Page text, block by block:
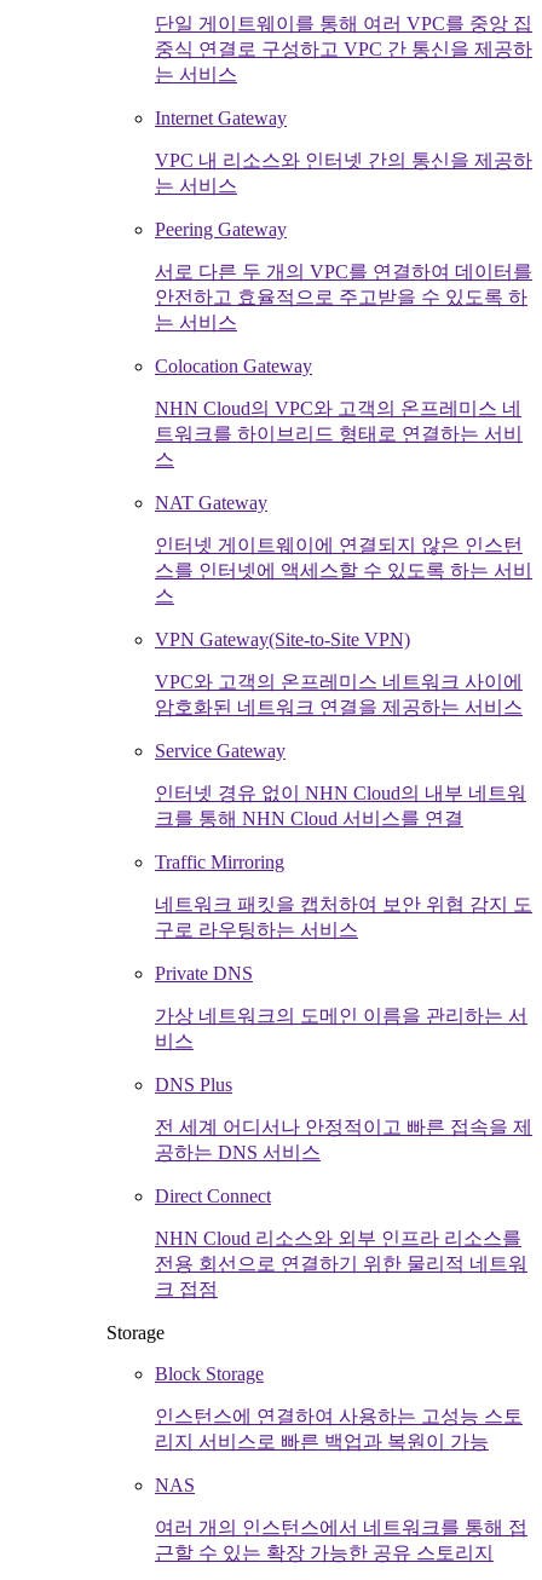
단일 게이트웨이를 통해 여러 VPC를 중앙 집
중식 연결로 구성하고 VPC 간 통신을 제공하
는 서비스
Internet Gateway
VPC 내 리소스와 인터넷 간의 통신을 제공하
는 서비스
Peering Gateway
서로 다른 두 개의 VPC를 연결하여 데이터를
안전하고 효율적으로 주고받을 수 있도록 하
는 서비스
Colocation Gateway
NHN Cloud의 VPC와 고객의 온프레미스 네
트워크를 하이브리드 형태로 연결하는 서비
스
NAT Gateway
인터넷 게이트웨이에 연결되지 않은 인스턴
스를 인터넷에 액세스할 수 있도록 하는 서비
스
VPN Gateway(Site-to-Site VPN)
VPC와 고객의 온프레미스 네트워크 사이에
암호화된 네트워크 연결을 제공하는 서비스
Service Gateway
인터넷 경유 없이 NHN Cloud의 내부 네트워
크를 통해 NHN Cloud 서비스를 연결
Traffic Mirroring
네트워크 패킷을 캡처하여 보안 위협 감지 도
구로 라우팅하는 서비스
Private DNS
가상 네트워크의 도메인 이름을 관리하는 서
비스
DNS Plus
전 세계 어디서나 안정적이고 빠른 접속을 제
공하는 DNS 서비스
Direct Connect
NHN Cloud 리소스와 외부 인프라 리소스를
전용 회선으로 연결하기 위한 물리적 네트워
크 접점
Storage
Block Storage
인스턴스에 연결하여 사용하는 고성능 스토
리지 서비스로 빠른 백업과 복원이 가능
NAS
여러 개의 인스턴스에서 네트워크를 통해 접
근할 수 있는 확장 가능한 공유 스토리지